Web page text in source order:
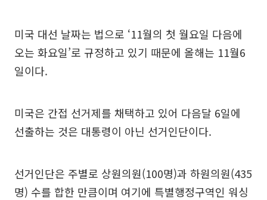
미국 대선 날짜는 법으로 ‘11월의 첫 월요일 다음에
오는 화요일’로 규정하고 있기 때문에 올해는 11월6
일이다.
미국은 간접 선거제를 채택하고 있어 다음달 6일에
선출하는 것은 대통령이 아닌 선거인단이다.
선거인단은 주별로 상원의원(100명)과 하원의원(435
명) 수를 합한 만큼이며 여기에 특별행정구역인 워싱